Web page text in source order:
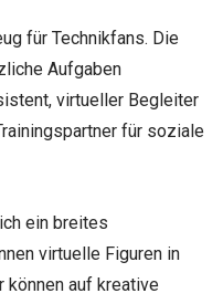
für Technikfans. Die
Aufgaben
virtueller Begleiter
für soziale
ein breites
virtuelle Figuren in
können auf kreative